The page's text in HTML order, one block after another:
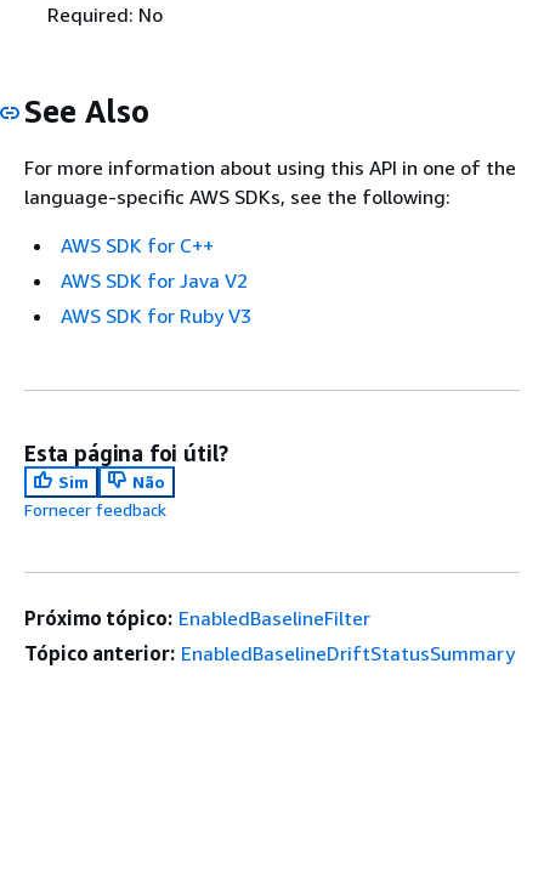
Required: No
See Also
For more information about using this API in one of the
language-specific AWS SDKs, see the following:
AWS SDK for C++
AWS SDK for Java V2
AWS SDK for Ruby V3
Esta página foi útil?
Sim
Não
Fornecer feedback
Próximo tópico: EnabledBaselineFilter
Tópico anterior: EnabledBaselineDriftStatusSummary